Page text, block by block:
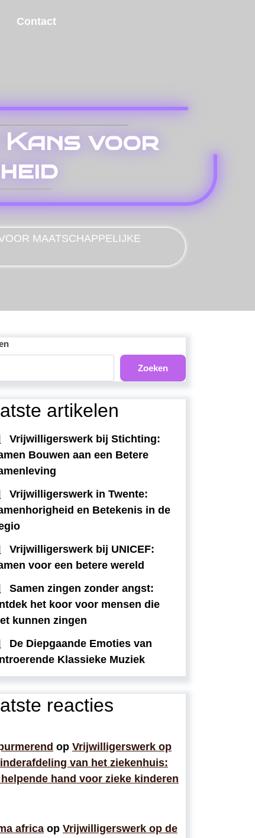
Contact
voor
MAATSCHAPPELIJKE
Zoeken
artikelen
Vrijwilligerswerk bij Stichting:
Bouwen aan een Betere
Vrijwilligerswerk in Twente:
en Betekenis in de
Vrijwilligerswerk bij UNICEF:
voor een betere wereld
Samen zingen zonder angst:
het koor voor mensen die
kunnen zingen
De Diepgaande Emoties van
Klassieke Muziek
reacties
op Vrijwilligerswerk op
van het ziekenhuis:
helpende hand voor zieke kinderen
africa op Vrijwilligerswerk op de